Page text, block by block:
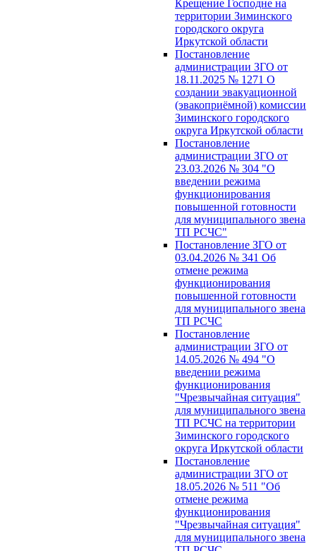
Крещение Господне на
территории Зиминского
городского округа
Иркутской области
Постановление
администрации ЗГО от
18.11.2025 № 1271 О
создании эвакуационной
(эвакоприёмной) комиссии
Зиминского городского
округа Иркутской области
Постановление
администрации ЗГО от
23.03.2026 № 304 "О
введении режима
функционирования
повышенной готовности
для муниципального звена
ТП РСЧС"
Постановление ЗГО от
03.04.2026 № 341 Об
отмене режима
функционирования
повышенной готовности
для муниципального звена
ТП РСЧС
Постановление
администрации ЗГО от
14.05.2026 № 494 "О
введении режима
функционирования
"Чрезвычайная ситуация"
для муниципального звена
ТП РСЧС на территории
Зиминского городского
округа Иркутской области
Постановление
администрации ЗГО от
18.05.2026 № 511 "Об
отмене режима
функционирования
"Чрезвычайная ситуация"
для муниципального звена